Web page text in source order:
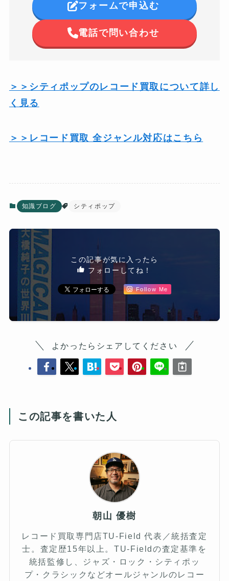
フォームで申込む
電話で問い合わせ
＞＞シティポップのレコード買取について詳し
く見る
＞＞レコード買取 全ジャンル対応はこちら
知識ブログ シティポップ
この記事が気に入ったら
フォローしてね！
Follow Me
よかったらシェアしてください
この記事を書いた人
朝山 優樹
レコード買取専門店TU-Field 代表／統括査定
士。査定歴15年以上。TU-Fieldの査定基準を
統括監修し、ジャズ・ロック・シティポッ
プ・クラシックなどオールジャンルのレコー